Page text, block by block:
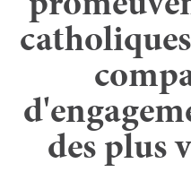
des plus